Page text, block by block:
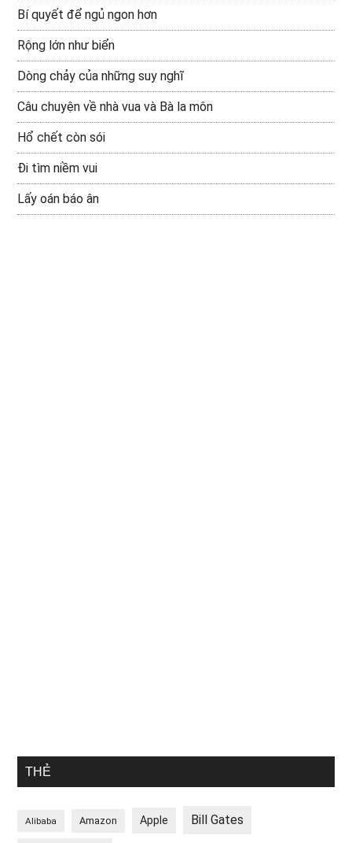
Bí quyết để ngủ ngon hơn
Rộng lớn như biển
Dòng chảy của những suy nghĩ
Câu chuyện về nhà vua và Bà la môn
Hổ chết còn sói
Đi tìm niềm vui
Lấy oán báo ân
THẺ
Alibaba Amazon Apple Bill Gates